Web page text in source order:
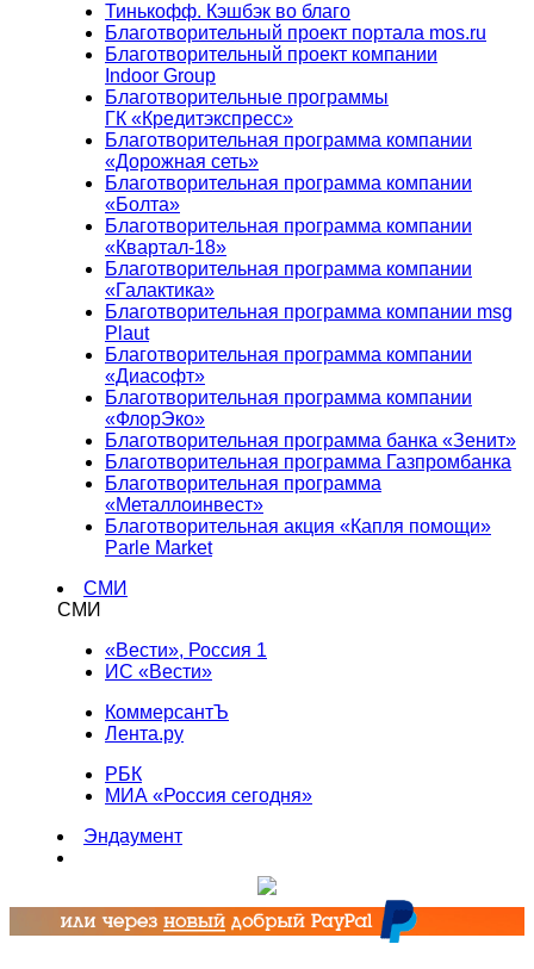
Тинькофф. Кэшбэк во благо
Благотворительный проект портала mos.ru
Благотворительный проект компании
Indoor Group
Благотворительные программы
ГК «Кредитэкспресс»
Благотворительная программа компании
«Дорожная сеть»
Благотворительная программа компании
«Болта»
Благотворительная программа компании
«Квартал-18»
Благотворительная программа компании
«Галактика»
Благотворительная программа компании msg
Plaut
Благотворительная программа компании
«Диасофт»
Благотворительная программа компании
«ФлорЭко»
Благотворительная программа банка «Зенит»
Благотворительная программа Газпромбанка
Благотворительная программа
«Металлоинвест»
Благотворительная акция «Капля помощи»
Parle Market
СМИ
СМИ
«Вести», Россия 1
ИС «Вести»
КоммерсантЪ
Лента.ру
РБК
МИА «Россия сегодня»
Эндаумент